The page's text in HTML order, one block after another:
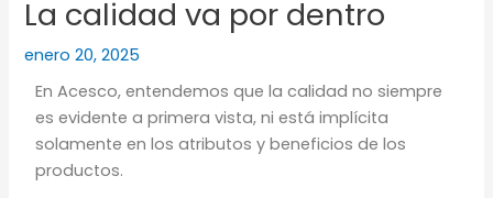
La calidad va por dentro
enero 20, 2025
En Acesco, entendemos que la calidad no siempre
es evidente a primera vista, ni está implícita
solamente en los atributos y beneficios de los
productos.